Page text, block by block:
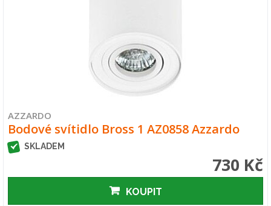
AZZARDO
Bodové svítidlo Bross 1 AZ0858 Azzardo
SKLADEM
730 Kč
KOUPIT